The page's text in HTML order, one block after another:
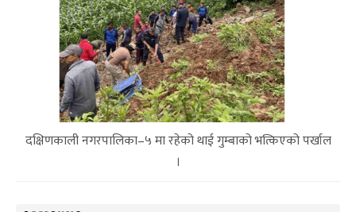
दक्षिणकाली नगरपालिका–५ मा रहेको थाई गुम्बाको भत्किएको पर्खाल
।